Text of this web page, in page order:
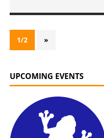
1/2 »
UPCOMING EVENTS